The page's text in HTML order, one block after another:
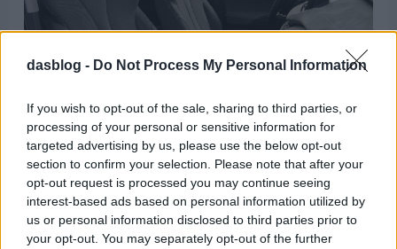
dasblog - Do Not Process My Personal Information
If you wish to opt-out of the sale, sharing to third parties, or
processing of your personal or sensitive information for
targeted advertising by us, please use the below opt-out
section to confirm your selection. Please note that after your
opt-out request is processed you may continue seeing
interest-based ads based on personal information utilized by
us or personal information disclosed to third parties prior to
your opt-out. You may separately opt-out of the further
Az Enyaq egyik legnagyobb erénye továbbra is az, hogy nagy
autónak számít, mégsem érződik nehézkesnek a mindennapi
használatban.